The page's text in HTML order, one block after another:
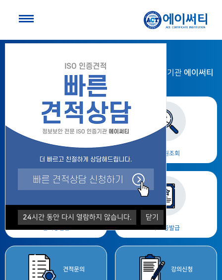
24시간 동안 다시 열람하지 않습니다. 닫기
ACE CERTIFICATE INSTITUTION
정보보안 전문 ISO 인증기관 & 심사원 양성 연수기관 에이써티
심사원조회
수료증발급
견적문의 강의 신청